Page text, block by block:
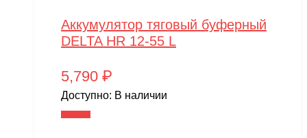
Аккумулятор тяговый буферный
DELTA HR 12-55 L
5,790 ₽
Доступно: В наличии